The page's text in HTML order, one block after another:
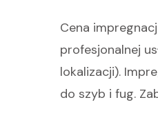
Cena
profesjonalnej
lokalizacji).
do szyb i fug.